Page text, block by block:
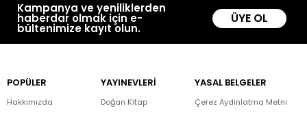
Kampanya ve yeniliklerden
haberdar olmak için e-
bültenimize kayıt olun.
ÜYE OL
POPÜLER
Hakkımızda
YAYINEVLERİ
Doğan Kitap
YASAL BELGELER
Çerez Aydınlatma Metni